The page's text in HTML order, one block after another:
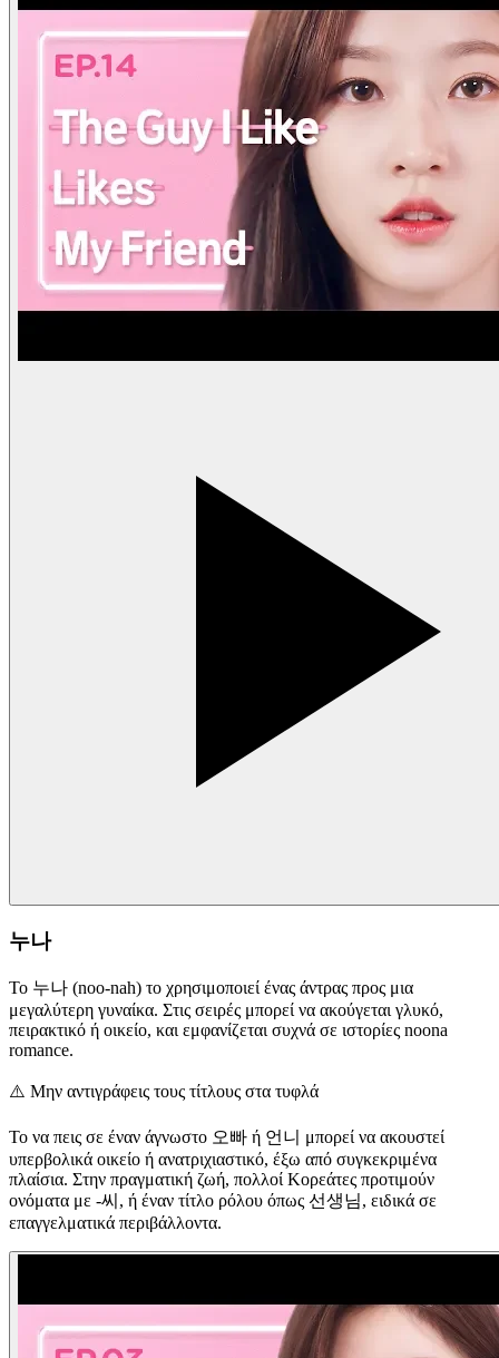
누나
Το 누나 (noo-nah) το χρησιμοποιεί ένας άντρας προς μια
μεγαλύτερη γυναίκα. Στις σειρές μπορεί να ακούγεται γλυκό,
πειρακτικό ή οικείο, και εμφανίζεται συχνά σε ιστορίες noona
romance.
⚠️ Μην αντιγράφεις τους τίτλους στα τυφλά
Το να πεις σε έναν άγνωστο 오빠 ή 언니 μπορεί να ακουστεί
υπερβολικά οικείο ή ανατριχιαστικό, έξω από συγκεκριμένα
πλαίσια. Στην πραγματική ζωή, πολλοί Κορεάτες προτιμούν
ονόματα με -씨, ή έναν τίτλο ρόλου όπως 선생님, ειδικά σε
επαγγελματικά περιβάλλοντα.